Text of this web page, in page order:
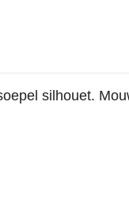
silhouet.